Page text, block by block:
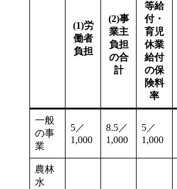
(1)労
働者
負担
(2)事
業主
負担
の合
計
等給
付・
育児
休業
給付
の保
険料
率
一般
の事
業
5／
1,000
8.5／
1,000
5／
1,000
農林
水